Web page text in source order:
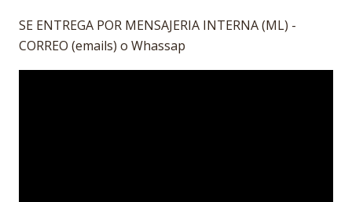
SE ENTREGA POR MENSAJERIA INTERNA (ML) -
CORREO (emails) o Whassap